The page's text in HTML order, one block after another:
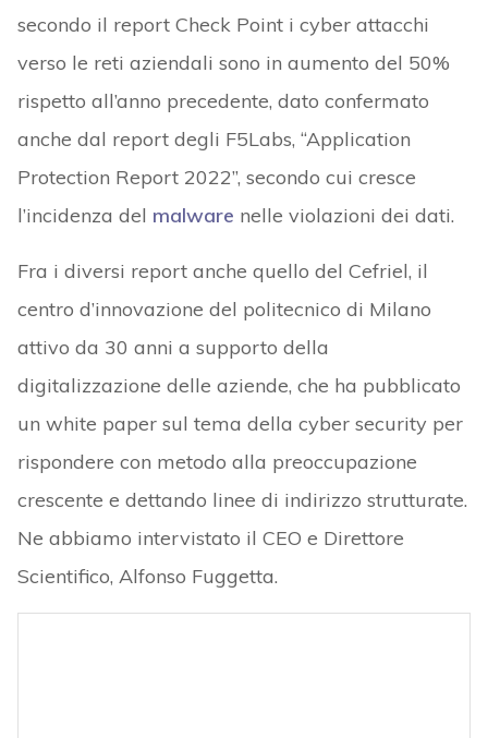
secondo il report Check Point i cyber attacchi
verso le reti aziendali sono in aumento del 50%
rispetto all’anno precedente, dato confermato
anche dal report degli F5Labs, “Application
Protection Report 2022”, secondo cui cresce
l’incidenza del malware nelle violazioni dei dati.
Fra i diversi report anche quello del Cefriel, il
centro d’innovazione del politecnico di Milano
attivo da 30 anni a supporto della
digitalizzazione delle aziende, che ha pubblicato
un white paper sul tema della cyber security per
rispondere con metodo alla preoccupazione
crescente e dettando linee di indirizzo strutturate.
Ne abbiamo intervistato il CEO e Direttore
Scientifico, Alfonso Fuggetta.